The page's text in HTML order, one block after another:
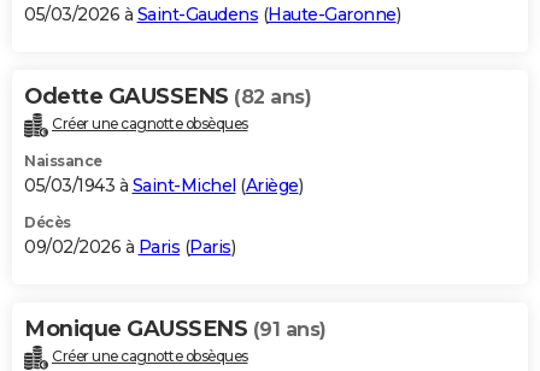
S'inscrire
Se connecter
Lycées
Collèges
Primaires
Universités
Entreprises
Service militaire
Avis de recherche
AVIS DE DÉCÈS
Bricolage
Lifestyle
Culture
Sport
Auto
Television
Voyage
Cinema
05/03/2026 à Saint-Gaudens (Haute-Garonne)
Odette GAUSSENS (82 ans)
Créer une cagnotte obsèques
Naissance
05/03/1943 à Saint-Michel (Ariège)
Décès
09/02/2026 à Paris (Paris)
Monique GAUSSENS (91 ans)
Créer une cagnotte obsèques